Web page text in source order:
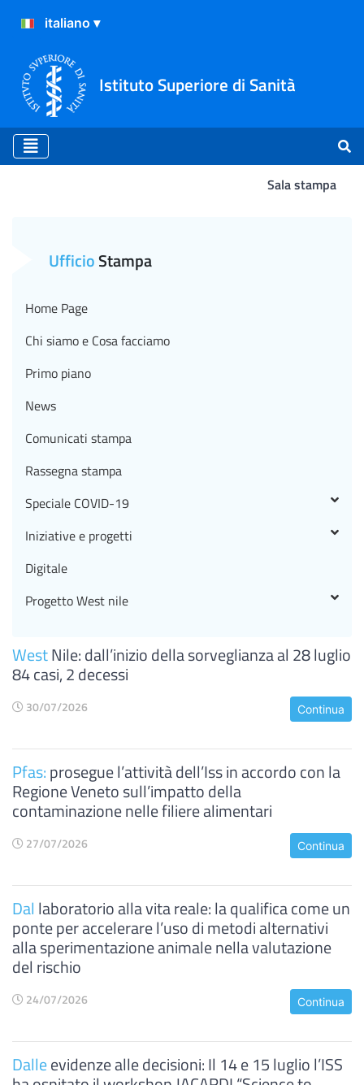
Istituto Superiore di Sanità
Sala stampa
WestNile: dall’inizio della sorveglianza al 28 luglio
84 casi, 2 decessi
30/07/2026 Continua
Pfas:prosegue l’attività dell’Iss in accordo con la
Regione Veneto sull’impatto della
contaminazione nelle filiere alimentari
27/07/2026 Continua
Dal laboratorio alla vita reale: la qualifica come un
ponte per accelerare l’uso di metodi alternativi
alla sperimentazione animale nella valutazione
del rischio
24/07/2026 Continua
Dalleevidenze alle decisioni: Il 14 e 15 luglio l’ISS
UfficioStampa
Home Page
Chi siamo e Cosa facciamo
Primo piano
News
Comunicati stampa
Rassegna stampa
Speciale COVID-19
Iniziative e progetti
Digitale
Progetto West nile